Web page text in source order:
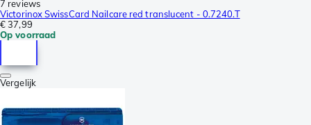
7 reviews
Victorinox SwissCard Nailcare red translucent - 0.7240.T
€ 37,99
Op voorraad
Vergelijk